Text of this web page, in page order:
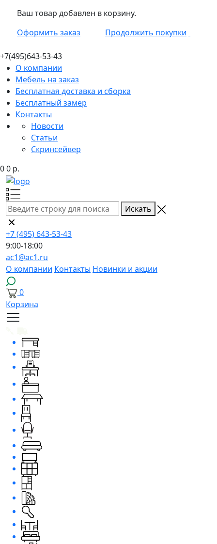
Ваш товар добавлен в корзину.
Оформить заказ
Продолжить покупки
+7(495)643-53-43
О компании
Мебель на заказ
Бесплатная доставка и сборка
Бесплатный замер
Контакты
Новости
Статьи
Скринсейвер
00 р.
Искать
+7 (495) 643-53-43
9:00-18:00
ac1@ac1.ru
О компании Контакты Новинки и акции
0
Корзина